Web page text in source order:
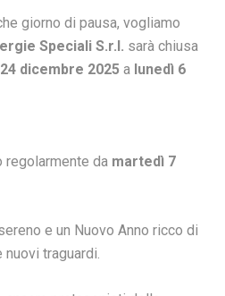
giorno di pausa, vogliamo
Speciali S.r.l. sarà chiusa
dicembre 2025 a lunedì 6
regolarmente da martedì 7
e un Nuovo Anno ricco di
traguardi.